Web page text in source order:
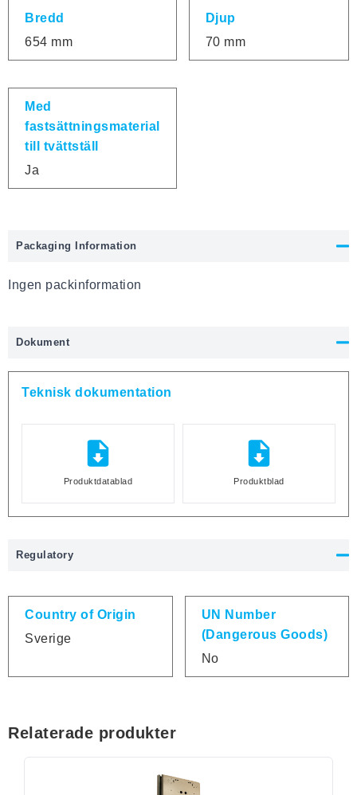
Bredd
654 mm
Djup
70 mm
Med
fastsättningsmaterial
till tvättställ
Ja
Packaging Information
Ingen packinformation
Dokument
Teknisk dokumentation
Produktdatablad Produktblad
Regulatory
Country of Origin
Sverige
UN Number
(Dangerous Goods)
No
Relaterade produkter